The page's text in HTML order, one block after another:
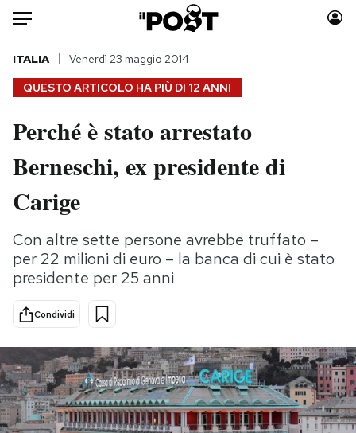
Auto
HOME
Italia
Politica
Tecnologia
Scienza
Cultura
Sport
Moda
Consumismi
Media
PODCAST
QUESTO ARTICOLO HA PIÙ DI 12 ANNI
ITALIA Venerdì 23 maggio 2014
Perché è stato arrestato
Berneschi, ex presidente di
Carige
Con altre sette persone avrebbe truffato –
per 22 milioni di euro – la banca di cui è stato
presidente per 25 anni
Condividi